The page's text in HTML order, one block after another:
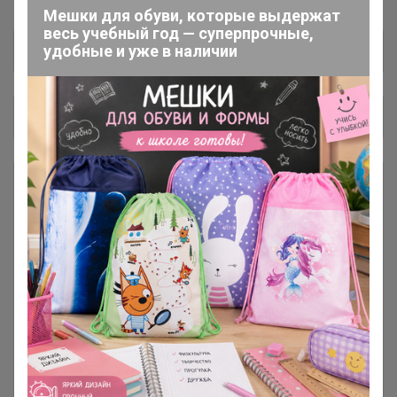
Общий каталог
ОСЕНЬ-ЗИМА 83
💲 РАСПРОДАЖА, АКЦИИ,
СКИДКИ 💲
41
Аксессуары 44
Взрослая одежда. Унисекс /
женское / мужское
152
Мешки для обуви, которые выдержат
весь учебный год — суперпрочные,
удобные и уже в наличии